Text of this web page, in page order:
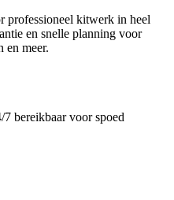
kitwerk in heel
en snelle planning voor
en meer.
bereikbaar voor spoed